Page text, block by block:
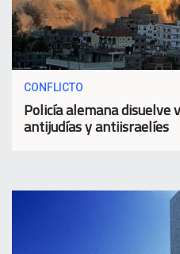
CONFLICTO
Policía alemana disuelve
antijudías y antiisraelíes